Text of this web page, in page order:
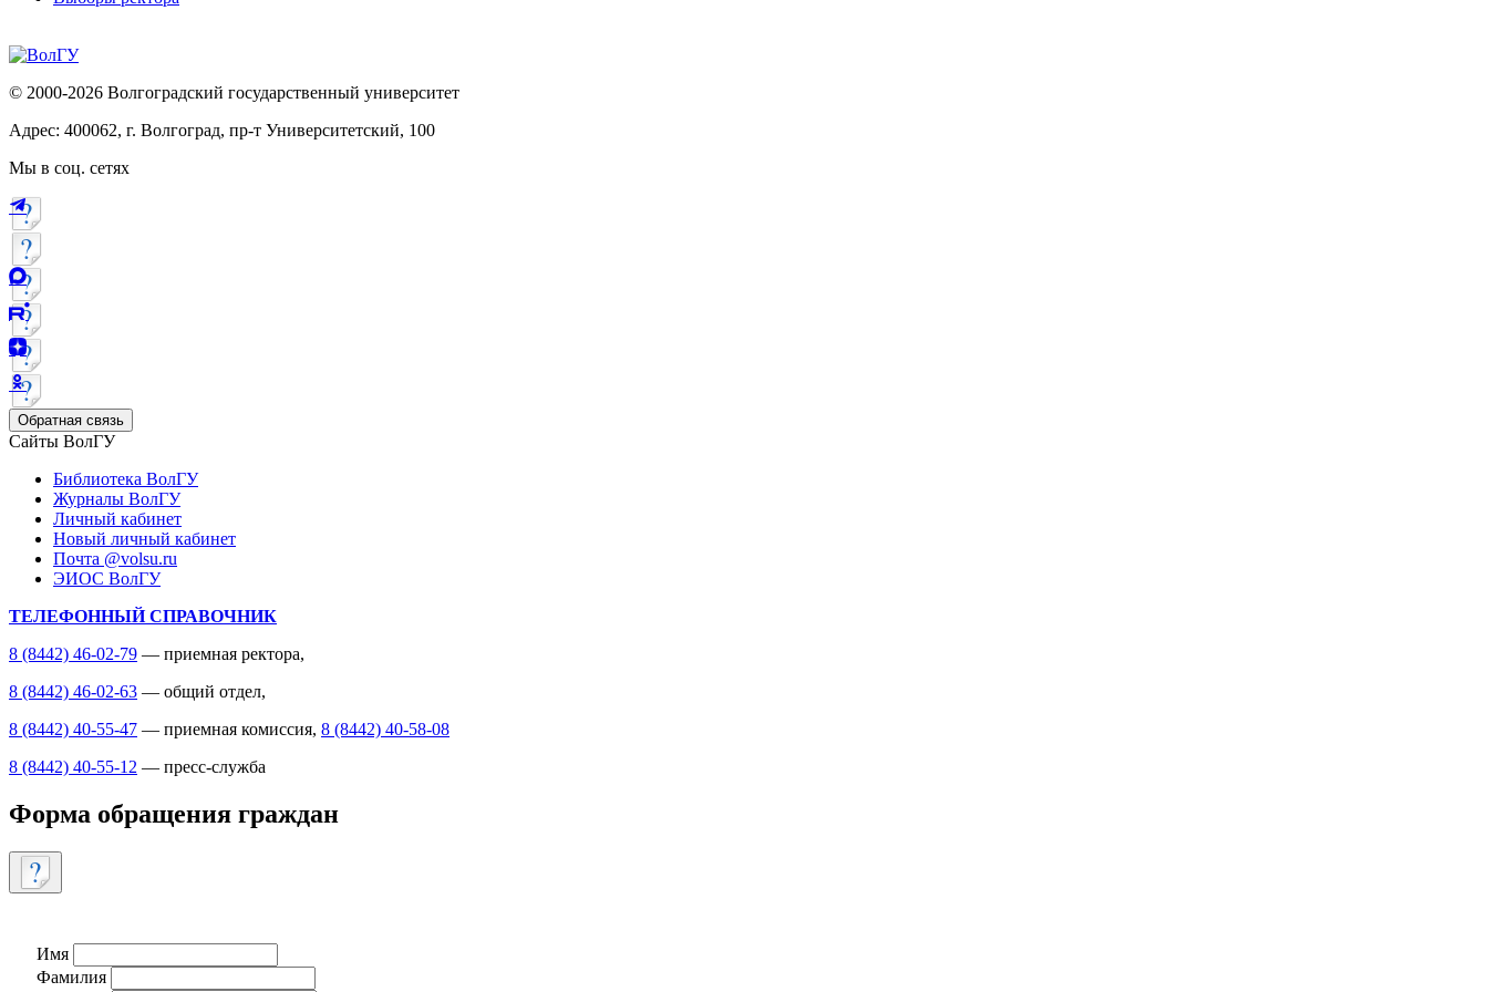
© 2000-2026 Волгоградский государственный университет
Адрес: 400062, г. Волгоград, пр-т Университетский, 100
Мы в соц. сетях
Обратная связь
Сайты ВолГУ
Библиотека ВолГУ
Журналы ВолГУ
Личный кабинет
Новый личный кабинет
Почта @volsu.ru
ЭИОС ВолГУ
ТЕЛЕФОННЫЙ СПРАВОЧНИК
8 (8442) 46-02-79 — приемная ректора,
8 (8442) 46-02-63 — общий отдел,
8 (8442) 40-55-47 — приемная комиссия, 8 (8442) 40-58-08
8 (8442) 40-55-12 — пресс-служба
Форма обращения граждан
Имя
Фамилия